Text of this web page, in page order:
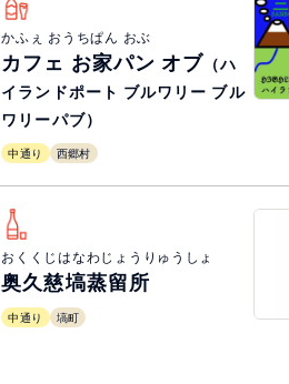
かふぇ おうちぱん おぶ
カフェ お家パン オブ （ハ
イランドポート ブルワリー ブル
ワリーパブ）
中通り 西郷村
おくくじはなわじょうりゅうしょ
奥久慈塙蒸留所
中通り 塙町